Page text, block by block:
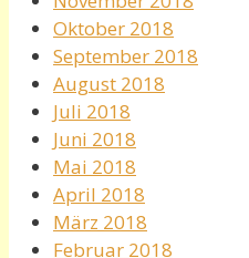
Oktober 2018
September 2018
August 2018
Juli 2018
Juni 2018
Mai 2018
April 2018
März 2018
Februar 2018